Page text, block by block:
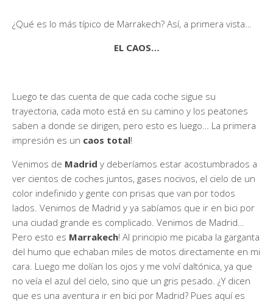
¿Qué es lo más típico de Marrakech? Así, a primera vista…
EL CAOS…
Luego te das cuenta de que cada coche sigue su
trayectoria, cada moto está en su camino y los peatones
saben a donde se dirigen, pero esto es luego… La primera
impresión es un caos total!
Venimos de Madrid y deberíamos estar acostumbrados a
ver cientos de coches juntos, gases nocivos, el cielo de un
color indefinido y gente con prisas que van por todos
lados. Venimos de Madrid y ya sabíamos que ir en bici por
una ciudad grande es complicado. Venimos de Madrid…
Pero esto es Marrakech! Al principio me picaba la garganta
del humo que echaban miles de motos directamente en mi
cara. Luego me dolían los ojos y me volví daltónica, ya que
no veía el azul del cielo, sino que un gris pesado. ¿Y dicen
que es una aventura ir en bici por Madrid? Pues aquí es